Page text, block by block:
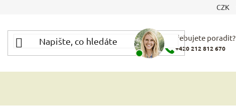
CZK
Potřebujete poradit?
+420 212 812 670